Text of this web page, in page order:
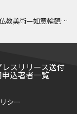
教美術—如意輪観音
レスリリース送付
込著者一覧
シー